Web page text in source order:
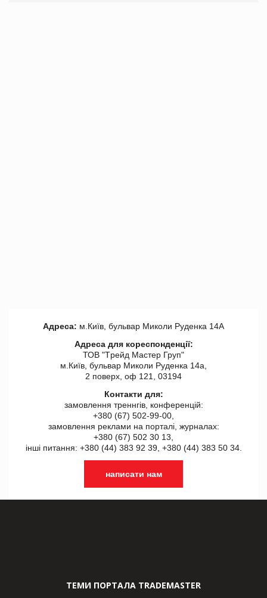
Адреса: м.Київ, бульвар Миколи Руденка 14А
Адреса для кореспонденції:
ТОВ "Tрейд Мастер Груп"
м.Київ, бульвар Миколи Руденка 14а,
2 поверх, оф 121, 03194
Контакти для:
замовлення треннгів, конференцій:
+380 (67) 502-99-00,
замовлення реклами на порталі, журналах:
+380 (67) 502 30 13,
інші питання: +380 (44) 383 92 39, +380 (44) 383 50 34.
написати нам
ТЕМИ ПОРТАЛА TRADEMASTER